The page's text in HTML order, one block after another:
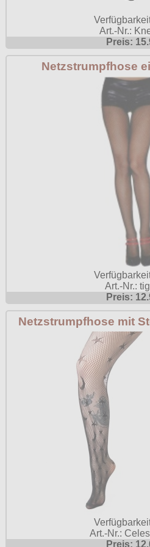
Art.-Nr.:
Preis:
Netzstrumpfhose
Art.-Nr.:
Preis:
Netzstrumpfhose mit
Art.-Nr.:
Preis: